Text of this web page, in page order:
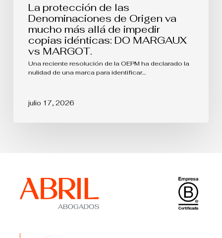
MARGOT.
La protección de las
Denominaciones de Origen va
mucho más allá de impedir
copias idénticas: DO MARGAUX
vs MARGOT.
Una reciente resolución de la OEPM ha declarado la
nulidad de una marca para identificar…
julio 17, 2026